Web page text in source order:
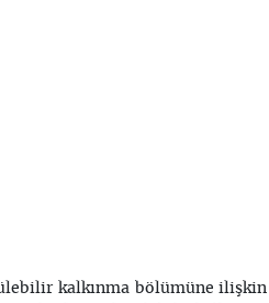
kalkınma bölümüne ilişkin